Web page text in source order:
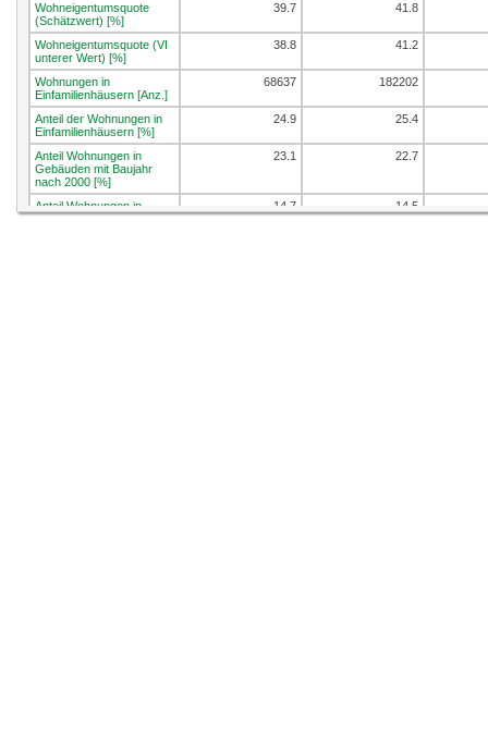
Wohneigentumsquote
(Schätzwert) [%]
39.7 41.8
Wohneigentumsquote (VI
unterer Wert) [%]
38.8 41.2
Wohnungen in
Einfamilienhäusern [Anz.]
68637 182202
Anteil der Wohnungen in
Einfamilienhäusern [%]
24.9 25.4
Anteil Wohnungen in
Gebäuden mit Baujahr
nach 2000 [%]
23.1 22.7
Anteil Wohnungen in
Gebäuden mit Baujahr
14.7 14.5